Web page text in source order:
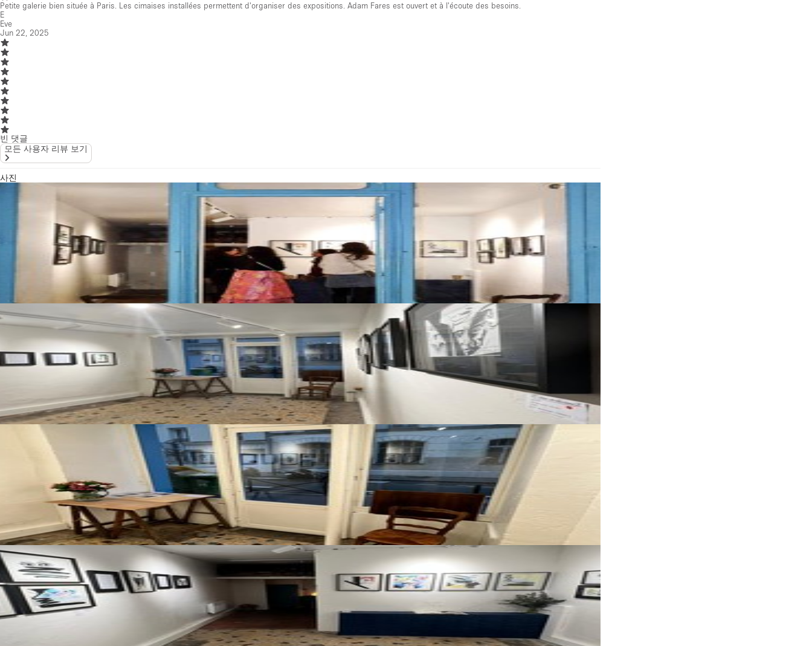
Petite galerie bien située à Paris. Les cimaises installées permettent d'organiser des expositions. Adam Fares est ouvert et à l'écoute des besoins.
E
Eve
Jun 22, 2025
빈 댓글
모든 사용자 리뷰 보기
사진